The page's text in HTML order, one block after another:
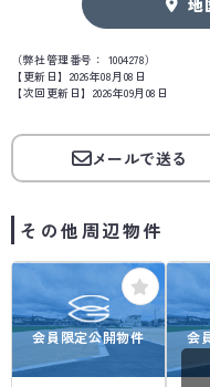
（弊社管理番号： 1004278）
【更新日】2026年08月08日
【次回更新日】2026年09月08日
メールで送る
その他周辺物件
会員限定公開物件 会